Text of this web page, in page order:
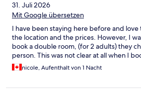
31. Juli 2026
Mit Google übersetzen
I have been staying here before and
the location and the prices. However, I
book a double room, (for 2 adults) they
person. This was not clear at all when I
nicole, Aufenthalt von 1 Nacht